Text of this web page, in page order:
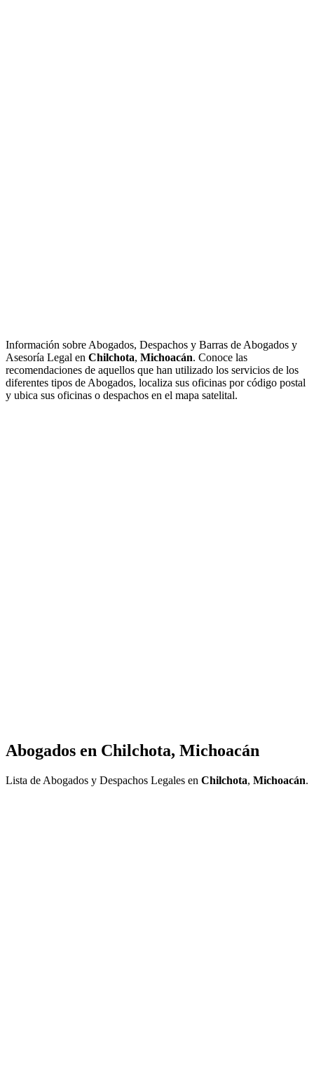
Información sobre Abogados, Despachos y Barras de Abogados y
Asesoría Legal en Chilchota, Michoacán. Conoce las
recomendaciones de aquellos que han utilizado los servicios de los
diferentes tipos de Abogados, localiza sus oficinas por código postal
y ubica sus oficinas o despachos en el mapa satelital.
Abogados en Chilchota, Michoacán
Lista de Abogados y Despachos Legales en Chilchota, Michoacán.